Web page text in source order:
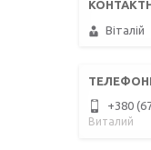
Віталій
+380
Виталий